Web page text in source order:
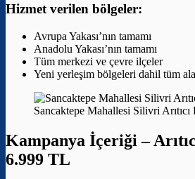
Hizmet verilen bölgeler:
Avrupa Yakası’nın tamamı
Anadolu Yakası’nın tamamı
Tüm merkezi ve çevre ilçeler
Yeni yerleşim bölgeleri dahil tüm
Sancaktepe Mahallesi Silivri Arıtıcı
Kampanya İçeriği –
6.999 TL